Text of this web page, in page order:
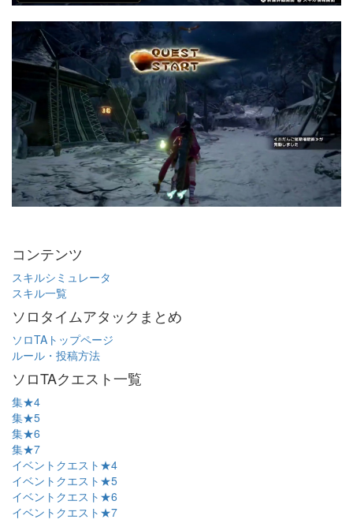
コンテンツ
スキルシミュレータ
スキル一覧
ソロタイムアタックまとめ
ソロTAトップページ
ルール・投稿方法
ソロTAクエスト一覧
集★4
集★5
集★6
集★7
イベントクエスト★4
イベントクエスト★5
イベントクエスト★6
イベントクエスト★7